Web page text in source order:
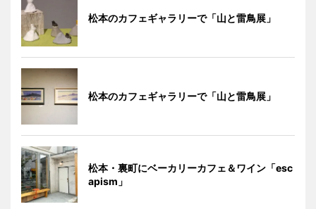
松本のカフェギャラリーで「山と雷鳥展」
松本のカフェギャラリーで「山と雷鳥展」
松本・裏町にベーカリーカフェ＆ワイン「esc
apism」